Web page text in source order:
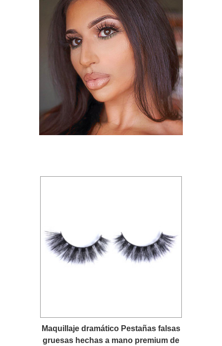
Maquillaje dramático Pestañas falsas
gruesas hechas a mano premium de